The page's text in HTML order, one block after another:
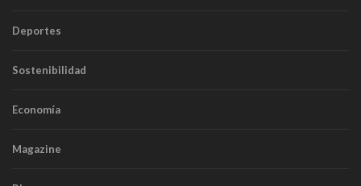
Deportes
Sostenibilidad
Economía
Magazine